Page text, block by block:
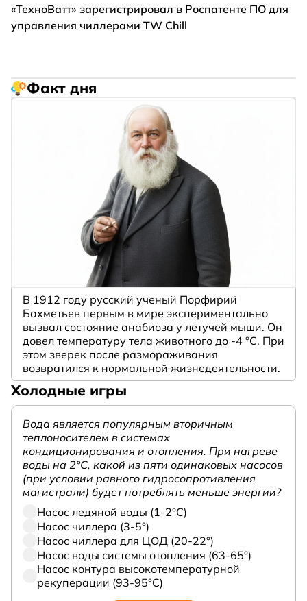
«ТехноВатт» зарегистрировал в Роспатенте ПО для
управления чиллерами TW Chill
Факт дня
В 1912 году русский ученый Порфирий
Бахметьев первым в мире экспериментально
вызвал состояние анабиоза у летучей мыши. Он
довел температуру тела животного до -4 °C. При
этом зверек после размораживания
возвратился к нормальной жизнедеятельности.
Холодные игры
Вода является популярным вторичным
теплоносителем в системах
кондиционирования и отопления. При нагреве
воды на 2°С, какой из пяти одинаковых насосов
(при условии равного гидросопротивления
магистрали) будет потреблять меньше энергии?
Насос ледяной воды (1-2°С)
Насос чиллера (3-5°)
Насос чиллера для ЦОД (20-22°)
Насос воды системы отопления (63-65°)
Насос контура высокотемпературной
рекуперации (93-95°С)